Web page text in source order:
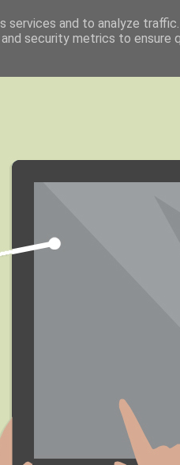
and to analyze
security metrics to ensure